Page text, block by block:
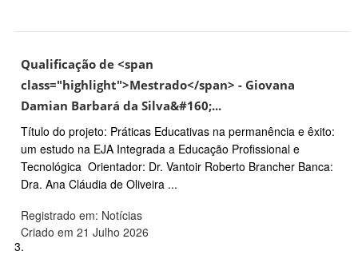
Qualificação de <span
class="highlight">Mestrado</span> - Giovana
Damian Barbará da Silva&#160;...
Título do projeto: Práticas Educativas na permanência e êxito:
um estudo na EJA Integrada a Educação Profissional e
Tecnológica Orientador: Dr. Vantoir Roberto Brancher Banca:
Dra. Ana Cláudia de Oliveira ...
Registrado em: Notícias
Criado em 21 Julho 2026
3.